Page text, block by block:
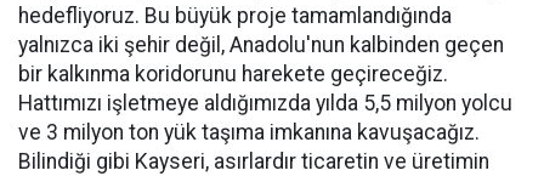
hedefliyoruz. Bu büyük proje tamamlandığında
yalnızca iki şehir değil, Anadolu'nun kalbinden geçen
bir kalkınma koridorunu harekete geçireceğiz.
Hattımızı işletmeye aldığımızda yılda 5,5 milyon yolcu
ve 3 milyon ton yük taşıma imkanına kavuşacağız.
Bilindiği gibi Kayseri, asırlardır ticaretin ve üretimin